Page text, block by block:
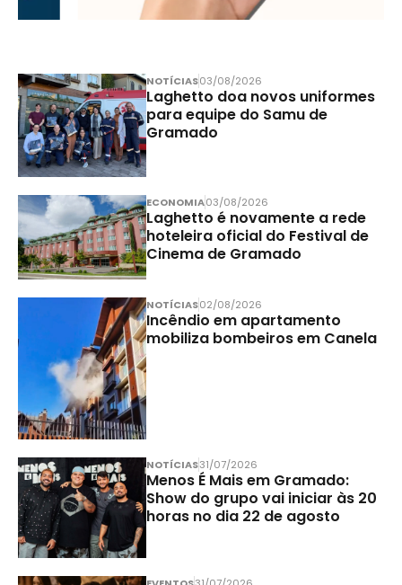
NOTÍCIAS03/08/2026
Laghetto doa novos uniformes
para equipe do Samu de
Gramado
ECONOMIA03/08/2026
Laghetto é novamente a rede
hoteleira oficial do Festival de
Cinema de Gramado
NOTÍCIAS02/08/2026
Incêndio em apartamento
mobiliza bombeiros em Canela
NOTÍCIAS31/07/2026
Menos É Mais em Gramado:
Show do grupo vai iniciar às 20
horas no dia 22 de agosto